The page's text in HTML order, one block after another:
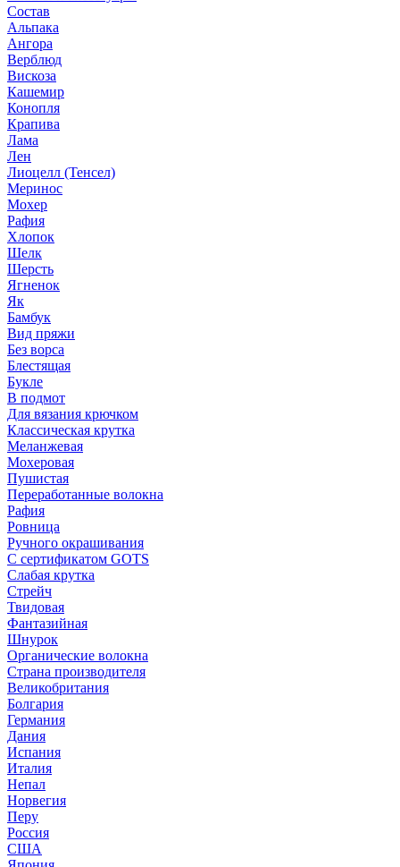
Состав
Альпака
Ангора
Верблюд
Вискоза
Кашемир
Конопля
Крапива
Лама
Лен
Лиоцелл (Тенсел)
Меринос
Мохер
Рафия
Хлопок
Шелк
Шерсть
Ягненок
Як
Бамбук
Вид пряжи
Без ворса
Блестящая
Букле
В подмот
Для вязания крючком
Классическая крутка
Меланжевая
Мохеровая
Пушистая
Переработанные волокна
Рафия
Ровница
Ручного окрашивания
С сертификатом GOTS
Слабая крутка
Стрейч
Твидовая
Фантазийная
Шнурок
Органические волокна
Страна производителя
Великобритания
Болгария
Германия
Дания
Испания
Италия
Непал
Норвегия
Перу
Россия
США